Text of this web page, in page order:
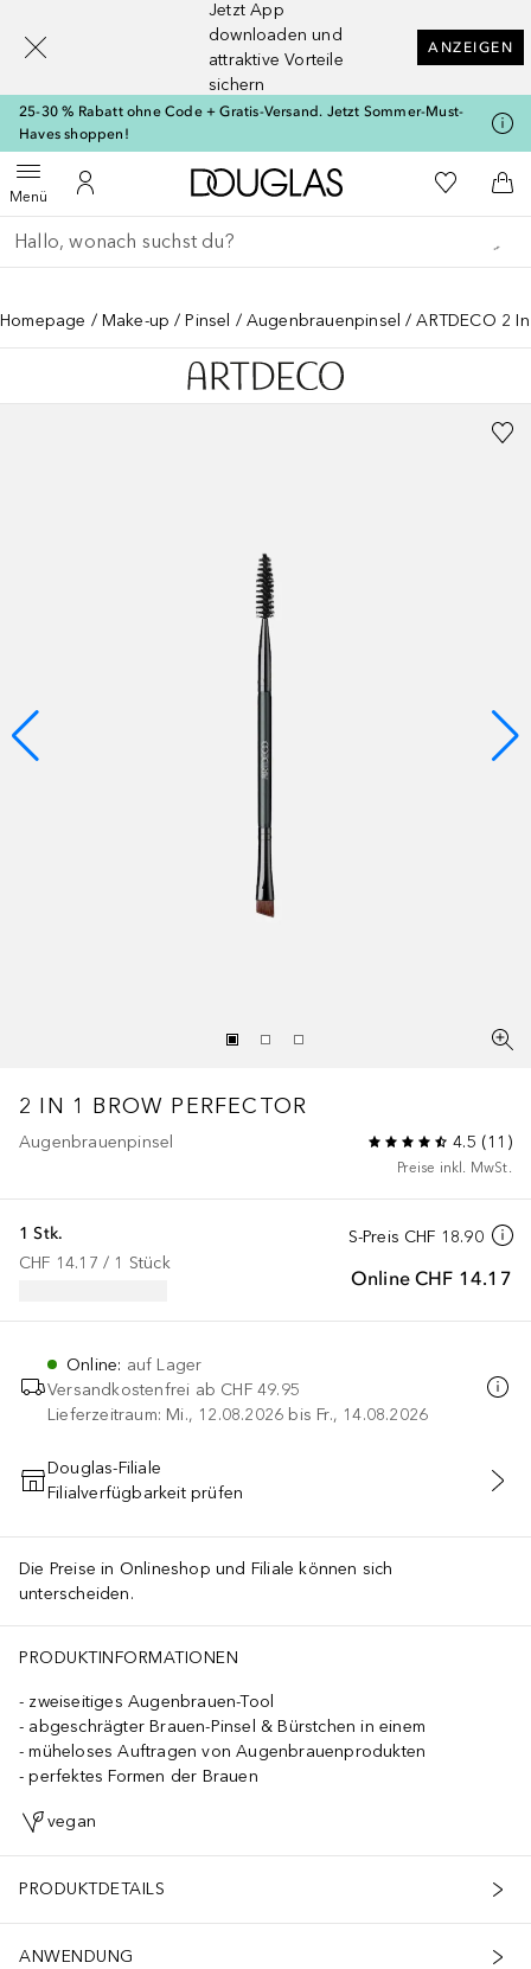
Jetzt App
downloaden und
attraktive Vorteile
sichern
ANZEIGEN
25-30 % Rabatt ohne Code + Gratis-Versand. Jetzt Sommer-Must-
Haves shoppen!
MenüMenü öffnenZu Meinem Kundenkonto
Zur Douglas Startseite
Zu Meiner
Gehe zurück
Suche ausführen
Homepage Make-up Pinsel Augenbrauenpinsel ARTDECO 2
2 IN 1 BROW PERFECTOR
Augenbrauenpinsel 4.5 (11 )
Preise inkl. MwSt.
S-Preis CHF 18.90
Online CHF 14.17
1 Stk.
CHF 14.17 / 1 Stück
Online: auf Lager
Versandkostenfrei ab CHF 49.95
Lieferzeitraum: Mi., 12.08.2026 bis Fr., 14.08.2026
IN DEN WARENKORB
Douglas-Filiale
Filialverfügbarkeit prüfen
Die Preise in Onlineshop und Filiale können sich
unterscheiden.
PRODUKTINFORMATIONEN
zweiseitiges Augenbrauen-Tool
abgeschrägter Brauen-Pinsel & Bürstchen in einem
müheloses Auftragen von Augenbrauenprodukten
perfektes Formen der Brauen
vegan
PRODUKTDETAILS
ANWENDUNG
[navigation.slideout.screenreader]